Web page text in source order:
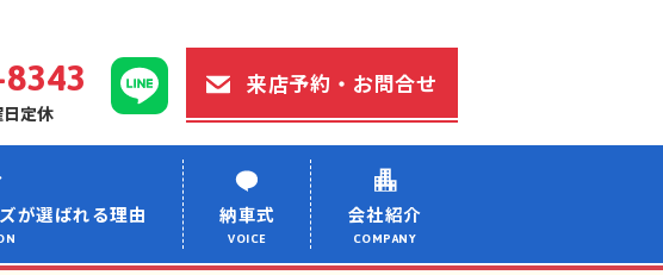
定休
来店予約・お問合せ
が選ばれる理由 納車式
VOICE
会社紹介
COMPANY